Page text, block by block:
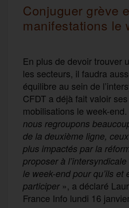
Conjuguer grève
manifestations le
En plus de devoir trouver
les secteurs, il faudra
équilibre au sein de
CFDT a déjà fait valoir
mobilisations le week-end.
nous regroupons
de la deuxième ligne,
plus impactés par la
proposer à
le week-end pour qu’ils et
participer », a déclaré
France Info lundi 16